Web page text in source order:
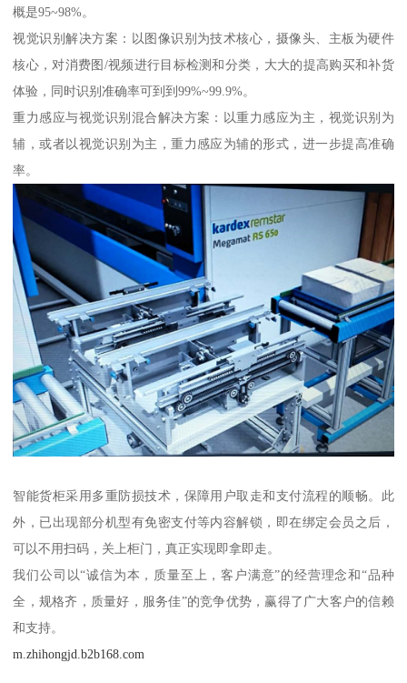
概是95~98%。
视觉识别解决方案：以图像识别为技术核心，摄像头、主板为硬件
核心，对消费图/视频进行目标检测和分类，大大的提高购买和补货
体验，同时识别准确率可到到99%~99.9%。
重力感应与视觉识别混合解决方案：以重力感应为主，视觉识别为
辅，或者以视觉识别为主，重力感应为辅的形式，进一步提高准确
率。
智能货柜采用多重防损技术，保障用户取走和支付流程的顺畅。此
外，已出现部分机型有免密支付等内容解锁，即在绑定会员之后，
可以不用扫码，关上柜门，真正实现即拿即走。
我们公司以“诚信为本，质量至上，客户满意”的经营理念和“品种
全，规格齐，质量好，服务佳”的竞争优势，赢得了广大客户的信赖
和支持。
m.zhihongjd.b2b168.com